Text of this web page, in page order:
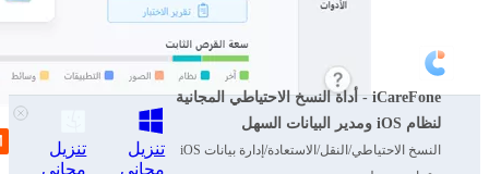
iCareFone - أداة النسخ الاحتياطي المجانية
لنظام iOS ومدير البيانات السهل
النسخ الاحتياطي/النقل/الاستعادة/إدارة بيانات iOS
تنزيل
مجاني
تنزيل
مجاني